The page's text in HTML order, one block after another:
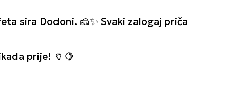
sira Dodoni. 🧀✨ Svaki zalogaj priča
prije! 🏺🍋